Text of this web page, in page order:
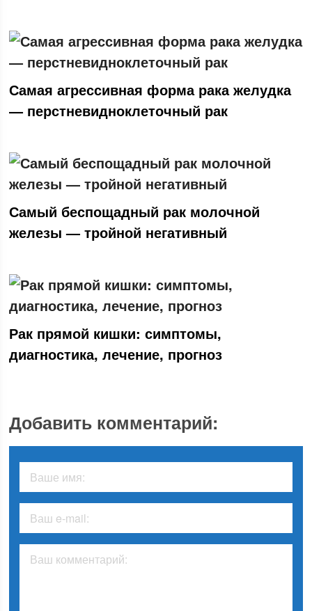
Самая агрессивная форма рака желудка
— перстневидноклеточный рак
Самый беспощадный рак молочной
железы — тройной негативный
Рак прямой кишки: симптомы,
диагностика, лечение, прогноз
Добавить комментарий: